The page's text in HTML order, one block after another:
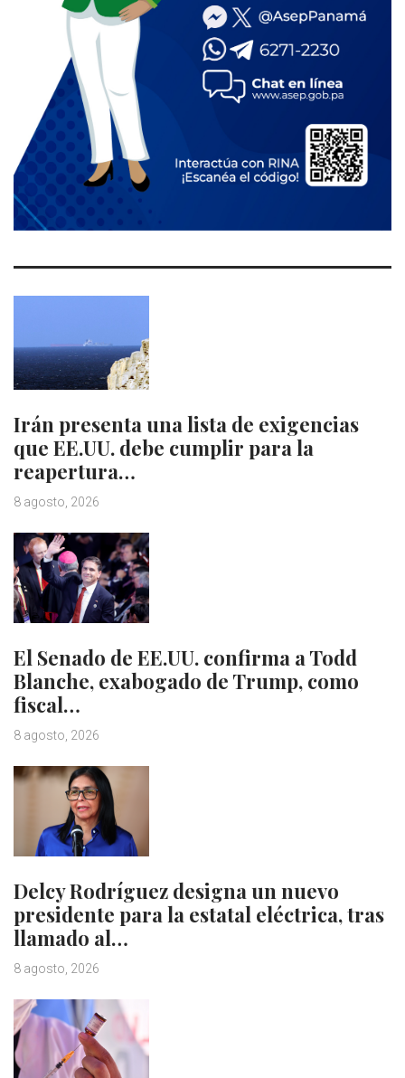
Irán presenta una lista de exigencias
que EE.UU. debe cumplir para la
reapertura…
8 agosto, 2026
El Senado de EE.UU. confirma a Todd
Blanche, exabogado de Trump, como
fiscal…
8 agosto, 2026
Delcy Rodríguez designa un nuevo
presidente para la estatal eléctrica, tras
llamado al…
8 agosto, 2026